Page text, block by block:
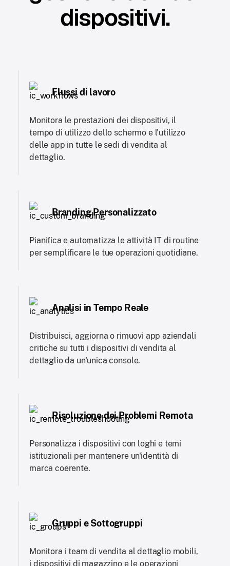
dispositivi.
Flussi di lavoro
Monitora le prestazioni dei dispositivi, il
tempo di utilizzo dello schermo e l'utilizzo
delle app in tutte le sedi di vendita al
dettaglio.
Branding Personalizzato
Pianifica e automatizza le attività IT di routine
per semplificare le tue operazioni quotidiane.
Analisi in Tempo Reale
Distribuisci, aggiorna o rimuovi app aziendali
critiche su tutti i dispositivi di vendita al
dettaglio da un'unica console.
Risoluzione dei Problemi Remota
Personalizza i dispositivi con loghi e temi
istituzionali per mantenere un'identità di
marca coerente.
Gruppi e Sottogruppi
Monitora i team di vendita al dettaglio mobili,
i dispositivi di magazzino e le operazioni